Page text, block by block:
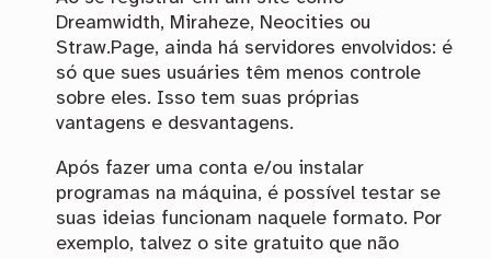
Dreamwidth, Miraheze, Neocities ou
Straw.Page, ainda há servidores envolvidos: é
só que sues usuáries têm menos controle
sobre eles. Isso tem suas próprias
vantagens e desvantagens.
Após fazer uma conta e/ou instalar
programas na máquina, é possível testar se
suas ideias funcionam naquele formato. Por
exemplo, talvez o site gratuito que não